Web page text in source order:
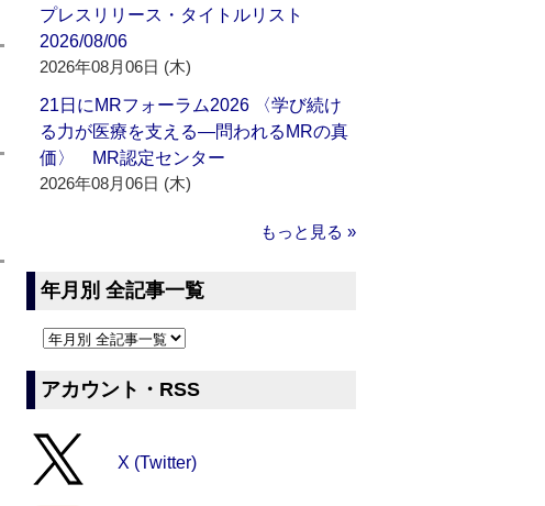
プレスリリース・タイトルリスト
2026/08/06
2026年08月06日 (木)
21日にMRフォーラム2026 〈学び続け
る力が医療を支える―問われるMRの真
価〉 MR認定センター
2026年08月06日 (木)
もっと見る »
年月別 全記事一覧
アカウント・RSS
X (Twitter)